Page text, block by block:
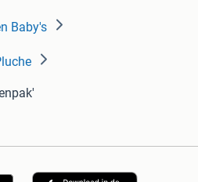
Baby's